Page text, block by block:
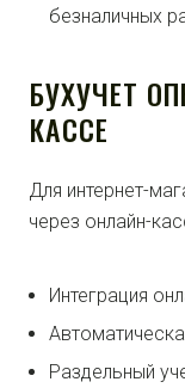
безналичных
БУХУЧЕТ
КАССЕ
Для интернет-
через онлайн-
Интеграция
Раздельный